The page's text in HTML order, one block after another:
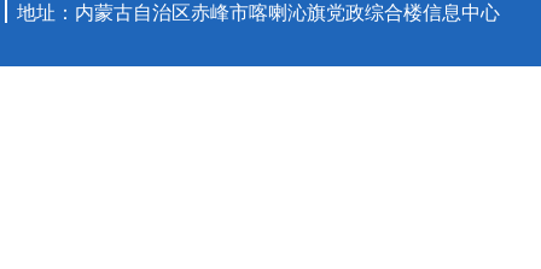
地址：内蒙古自治区赤峰市喀喇沁旗党政综合楼信息中心